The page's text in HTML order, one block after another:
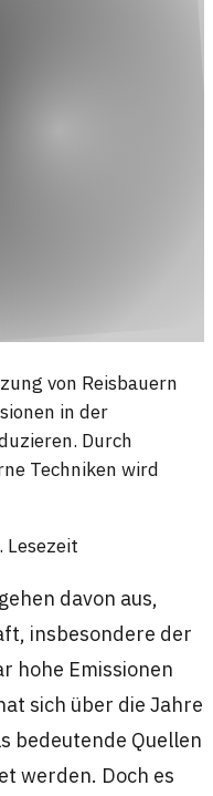
von Reisbauern
in der
Durch
Techniken wird
Lesezeit
davon aus,
insbesondere der
hohe Emissionen
sich über die Jahre
bedeutende Quellen
werden. Doch es